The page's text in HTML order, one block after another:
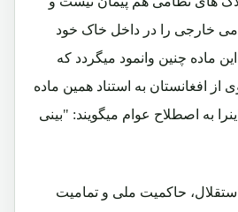
خارجی را در داخل خاک خود
این ماده چنین وانمود میگردد که
افغانستان به استناد همین ماده
به اصطلاح عوام میگویند: "بینی
حاکمیت ملی و تمامیت